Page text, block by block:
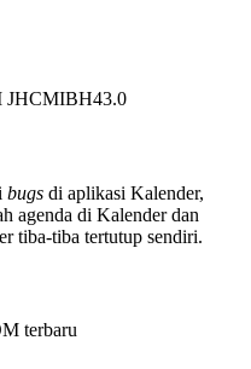
JHCMIBH43.0
bugs di aplikasi Kalender,
agenda di Kalender dan
tiba-tiba tertutup sendiri.
terbaru